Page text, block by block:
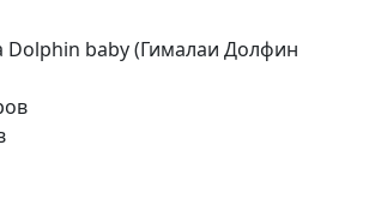
Dolphin baby (Гималаи Долфин